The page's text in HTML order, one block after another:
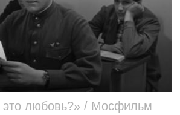
любовь?» / Мосфильм